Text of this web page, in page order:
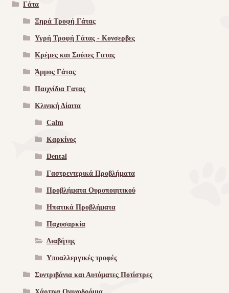
Γάτα
Ξηρά Τροφή Γάτας
Υγρή Τροφή Γάτας - Kονσερβες
Κρέμες και Σούπες Γατας
Άμμος Γάτας
Παιχνίδια Γατας
Κλινική Δίαιτα
Calm
Καρκίνος
Dental
Γαστρεντερικά Προβλήματα
Προβλήματα Ουροποιητικού
Ηπατικά Προβλήματα
Παχυσαρκία
Διαβήτης
Υποαλλεργικές τροφές
Συντριβάνια και Αυτόματες Ποτίστρες